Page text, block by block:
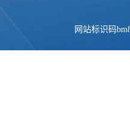
网站标识码